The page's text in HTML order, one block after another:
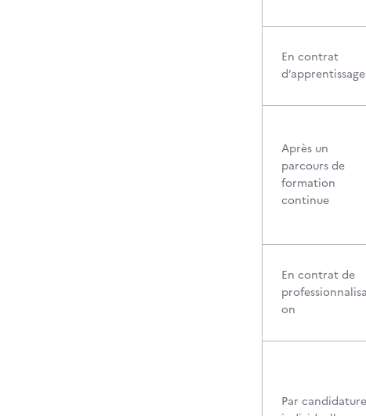
En contrat
d’apprentissage
Après un
parcours de
formation
continue
En contrat de
on
Par candidature